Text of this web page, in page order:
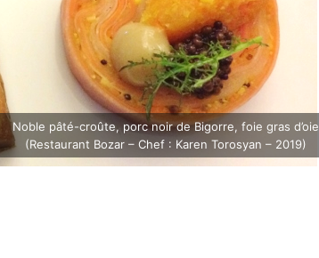
Noble pâté-croûte, porc noir de Bigorre, foie gras d’oie
(Restaurant Bozar – Chef : Karen Torosyan – 2019)